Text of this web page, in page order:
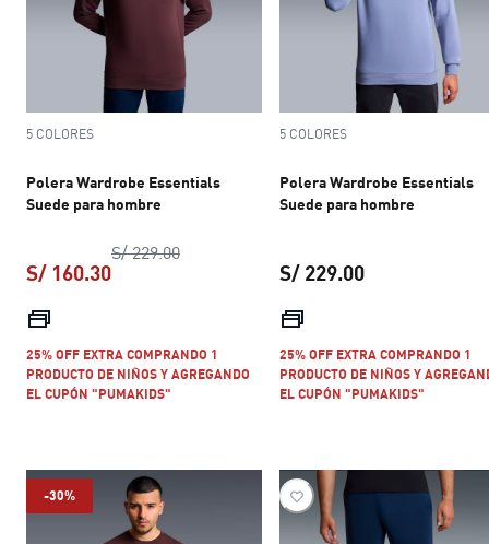
5 COLORES
Polera Wardrobe Essentials
Suede para hombre
S/ 229.00precio original S/ 229.00
S/ 160.30
precio actual S/ 160.30
25% OFF EXTRA COMPRANDO 1
PRODUCTO DE NIÑOS Y AGREGANDO
EL CUPÓN "PUMAKIDS"
5 COLORES
Polera Wardrobe Essentials
Suede para hombre
S/ 229.00
25% OFF EXTRA COMPRANDO 1
PRODUCTO DE NIÑOS Y
EL CUPÓN "PUMAKIDS"
-30%